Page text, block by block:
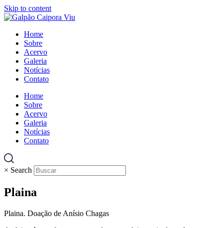
Skip to content
Home
Sobre
Acervo
Galeria
Notícias
Contato
Home
Sobre
Acervo
Galeria
Notícias
Contato
× Search
Plaina
Plaina. Doação de Anísio Chagas